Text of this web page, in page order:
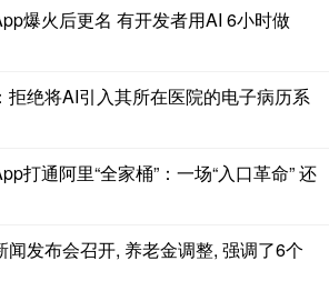
爆火后更名 有开发者用AI 6小时做
拒绝将AI引入其所在医院的电子病历系
打通阿里“全家桶”：一场“入口革命” 还
闻发布会召开, 养老金调整, 强调了6个